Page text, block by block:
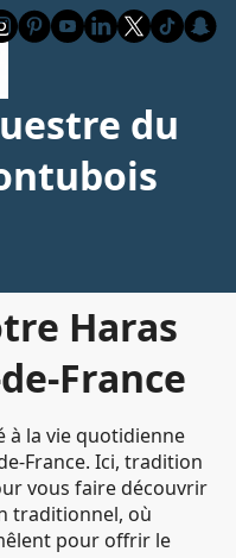
du
Haras
France
à la vie quotidienne
France. Ici, tradition
vous faire découvrir
traditionnel, où
pour offrir le